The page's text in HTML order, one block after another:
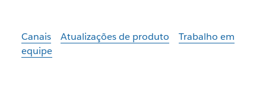
Canais Atualizações de produto
Trabalho em
equipe